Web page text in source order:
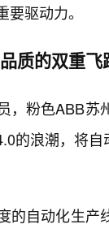
驱动力。
质的双重飞
，粉色ABB苏
的浪潮，将
的自动化生